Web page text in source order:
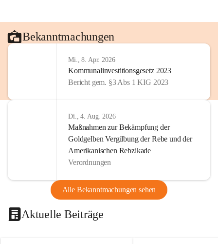
Bekanntmachungen
Mi., 8. Apr. 2026
Kommunalinvestitionsgesetz 2023
Bericht gem. §3 Abs 1 KIG 2023
Di., 4. Aug. 2026
Maßnahmen zur Bekämpfung der
Goldgelben Vergilbung der Rebe und der
Amerikanischen Rebzikade
Verordnungen
Alle Bekanntmachungen sehen
Aktuelle Beiträge